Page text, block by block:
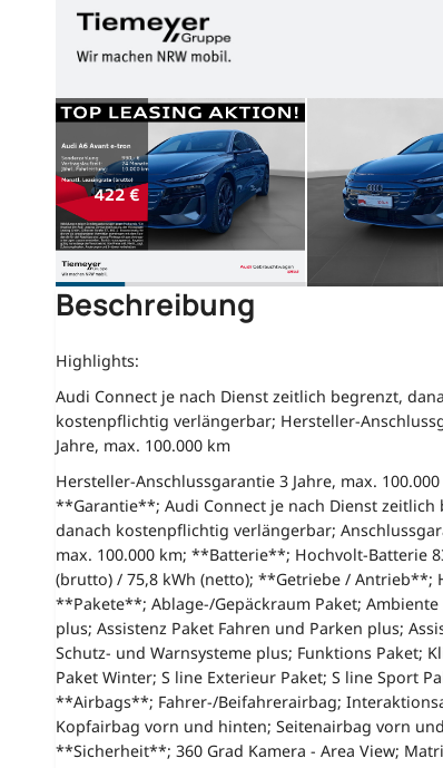
Beschreibung
Highlights:
Audi Connect je nach Dienst zeitlich begrenzt,
kostenpflichtig verlängerbar; Hersteller-
Jahre, max. 100.000 km
Hersteller-Anschlussgarantie 3 Jahre, max.
**Garantie**; Audi Connect je nach Dienst zeitlich
danach kostenpflichtig verlängerbar;
max. 100.000 km; **Batterie**; Hochvolt-Batterie
(brutto) / 75,8 kWh (netto); **Getriebe / Antrieb**;
**Pakete**; Ablage-/Gepäckraum Paket; Ambiente
plus; Assistenz Paket Fahren und Parken plus;
Schutz- und Warnsysteme plus; Funktions Paket;
Paket Winter; S line Exterieur Paket; S line Sport
**Airbags**; Fahrer-/Beifahrerairbag;
Kopfairbag vorn und hinten; Seitenairbag vorn
**Sicherheit**; 360 Grad Kamera - Area View;